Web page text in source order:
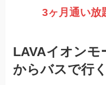
3ヶ月通い放
LAVAイオンモ
からバスで行